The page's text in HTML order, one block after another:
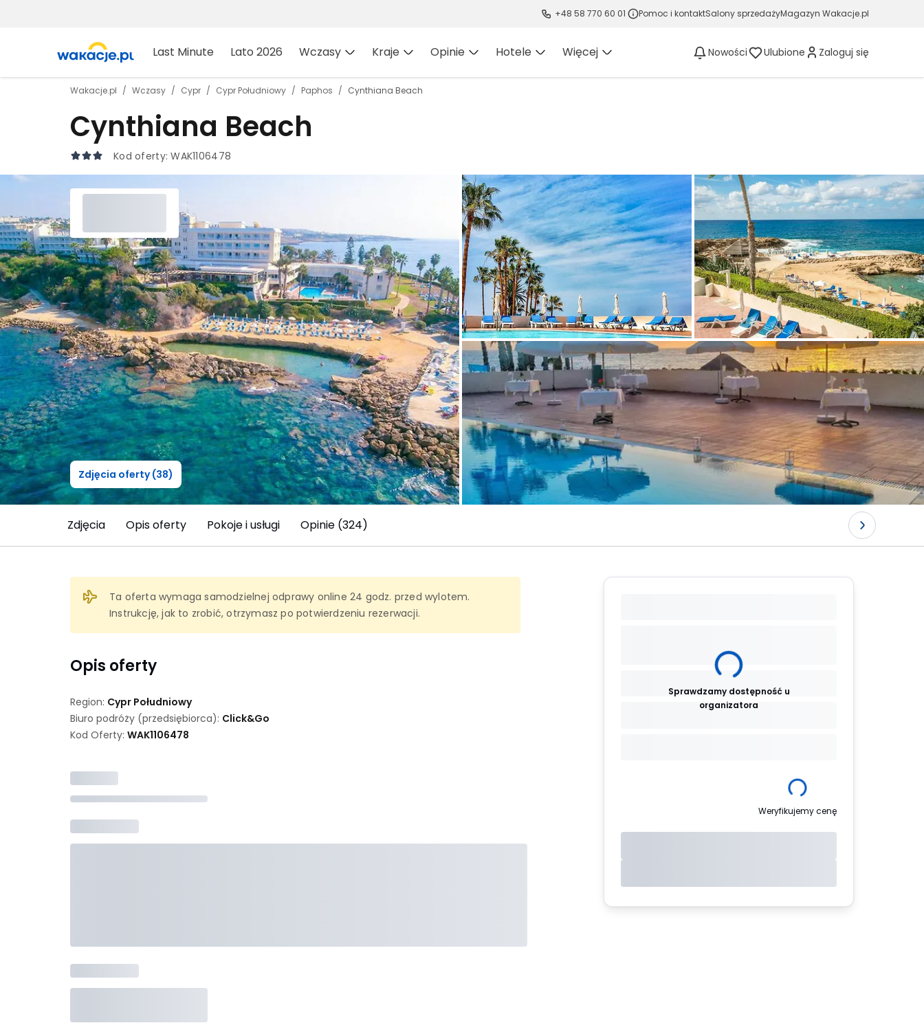
+48 58 770 60 01 Pomoc i kontaktSalony sprzedażyMagazyn Wakacje.pl
Last Minute Lato 2026 Wczasy Kraje Opinie Hotele Więcej Nowości Ulubione Zaloguj się
Wakacje.pl Wczasy Cypr Cypr Południowy Paphos Cynthiana Beach
Cynthiana Beach
Kod oferty:WAK1106478
Zdjęcia oferty (38)
Zdjęcia Opis oferty Pokoje i usługi Opinie (324)
Ta oferta wymaga samodzielnej odprawy online 24 godz. przed wylotem.
Instrukcję, jak to zrobić, otrzymasz po potwierdzeniu rezerwacji.
Opis oferty
Region: Cypr Południowy
Biuro podróży (przedsiębiorca): Click&Go
Kod Oferty: WAK1106478
Sprawdzamy dostępność u
organizatora
Weryfikujemy cenę